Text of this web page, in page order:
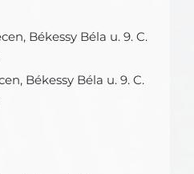
Békessy Béla u. 9. C.
Békessy Béla u. 9. C.